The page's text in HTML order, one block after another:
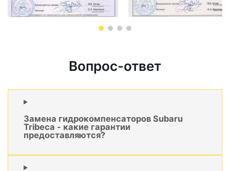
Вопрос-ответ
Замена гидрокомпенсаторов Subaru
Tribeca - какие гарантии
предоставляются?